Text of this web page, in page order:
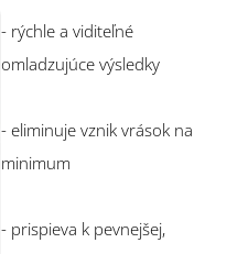
- rýchle a viditeľné
omladzujúce výsledky
- eliminuje vznik vrások na
minimum
- prispieva k pevnejšej,